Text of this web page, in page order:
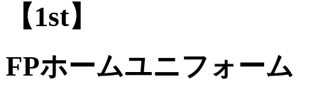
【1st】
FPホームユニフォーム